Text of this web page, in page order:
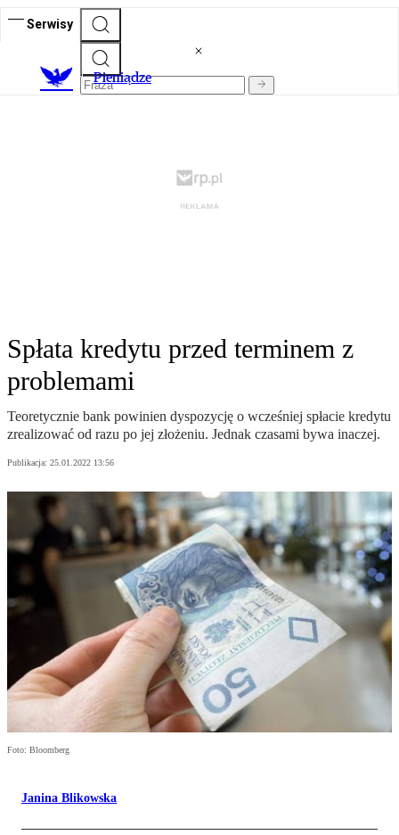
Serwisy
Pieniądze
Spłata kredytu przed terminem z
problemami
Teoretycznie bank powinien dyspozycję o wcześniej spłacie kredytu
zrealizować od razu po jej złożeniu. Jednak czasami bywa inaczej.
Publikacja: 25.01.2022 13:56
Foto: Bloomberg
Janina Blikowska